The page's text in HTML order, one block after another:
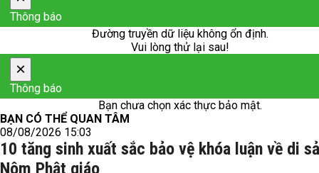
Thông báo
Đường truyền dữ liệu không ổn định.
Vui lòng thử lại sau!
×
Thông báo
Bạn chưa chọn xác thực bảo mật.
BẠN CÓ THỂ QUAN TÂM
08/08/2026 15:03
10 tăng sinh xuất sắc bảo vệ khóa luận về di
Nôm Phật giáo